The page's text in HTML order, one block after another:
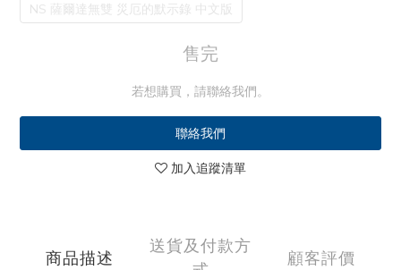
NS 薩爾達無雙 災厄的默示錄 中文版
售完
若想購買，請聯絡我們。
聯絡我們
加入追蹤清單
商品描述
送貨及付款方
顧客評價